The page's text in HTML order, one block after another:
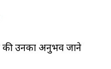
की उनका अनुभव जाने